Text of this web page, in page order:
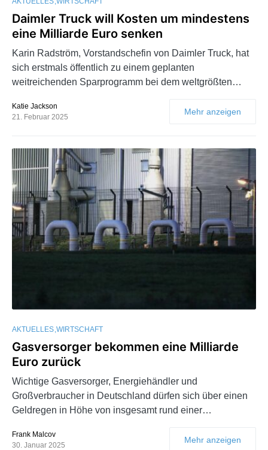
Daimler Truck will Kosten um mindestens
eine Milliarde Euro senken
Karin Radström, Vorstandschefin von Daimler Truck, hat
sich erstmals öffentlich zu einem geplanten
weitreichenden Sparprogramm bei dem weltgrößten…
Katie Jackson
21. Februar 2025
Mehr anzeigen
AKTUELLES WIRTSCHAFT
Gasversorger bekommen eine Milliarde
Euro zurück
Wichtige Gasversorger, Energiehändler und
Großverbraucher in Deutschland dürfen sich über einen
Geldregen in Höhe von insgesamt rund einer…
Frank Malcov
30. Januar 2025
Mehr anzeigen